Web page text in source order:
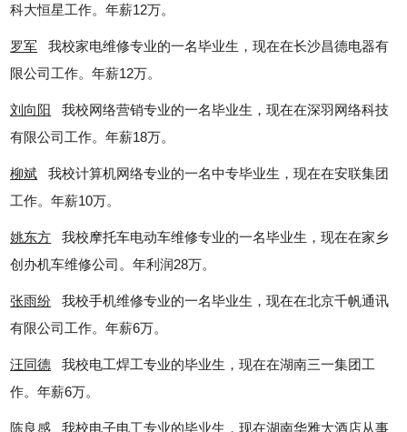
科大恒星工作。年薪12万。
罗军 我校家电维修专业的一名毕业生，现在在长沙昌德电器有
限公司工作。年薪12万。
刘向阳 我校网络营销专业的一名毕业生，现在在深羽网络科技
有限公司工作。年薪18万。
柳斌 我校计算机网络专业的一名中专毕业生，现在在安联集团
工作。年薪10万。
姚东方 我校摩托车电动车维修专业的一名毕业生，现在在家乡
创办机车维修公司。年利润28万。
张雨纷 我校手机维修专业的一名毕业生，现在在北京千帆通讯
有限公司工作。年薪6万。
汪同德 我校电工焊工专业的毕业生，现在在湖南三一集团工
作。年薪6万。
陈良感 我校电子电工专业的毕业生，现在湖南华雅大酒店从事